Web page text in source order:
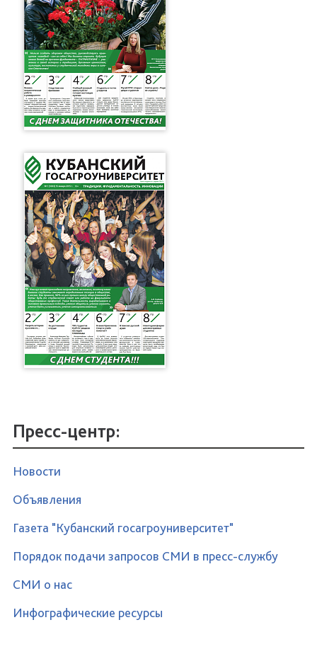
Пресс-центр:
Новости
Объявления
Газета "Кубанский госагроуниверситет"
Порядок подачи запросов СМИ в пресс-службу
СМИ о нас
Инфографические ресурсы